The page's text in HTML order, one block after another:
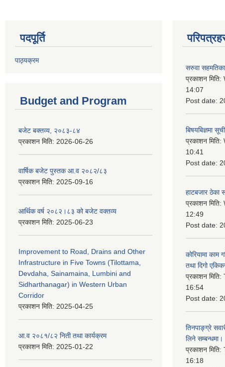
पदपूर्ति
पाठ्यक्रम
Budget and Program
बजेट बक्तव्य, २०८३-८४
प्रकाशन मिति: 2026-06-26
वार्षिक बजेट पुस्तक आ.व २०८२/८३
प्रकाशन मिति: 2025-09-16
आर्थिक वर्ष २०८२।८३ को बजेट वक्तव्य
प्रकाशन मिति: 2025-06-23
Improvement to Road, Drains and Other
Infrastructure in Five Towns (Tilottama,
Devdaha, Sainamaina, Lumbini and
Sidharthanagar) in Western Urban
Corridor
प्रकाशन मिति: 2025-04-25
आ.व २०८१/८२ निती तथा कार्यक्रम
प्रकाशन मिति: 2025-01-22
सरुवा
प्रकाशन मिति:
14:07
Post date:
बिषयबिज्ञमा
प्रकाशन मिति:
10:41
Post date:
हाटबजार ठेका
प्रकाशन मिति:
12:49
Post date:
कोरियामा काम
तथा दिगो
प्रकाशन मिति:
16:54
Post date:
तिनपाङ्ग्रे
लिने सम्बन्धमा।
प्रकाशन मिति:
16:18